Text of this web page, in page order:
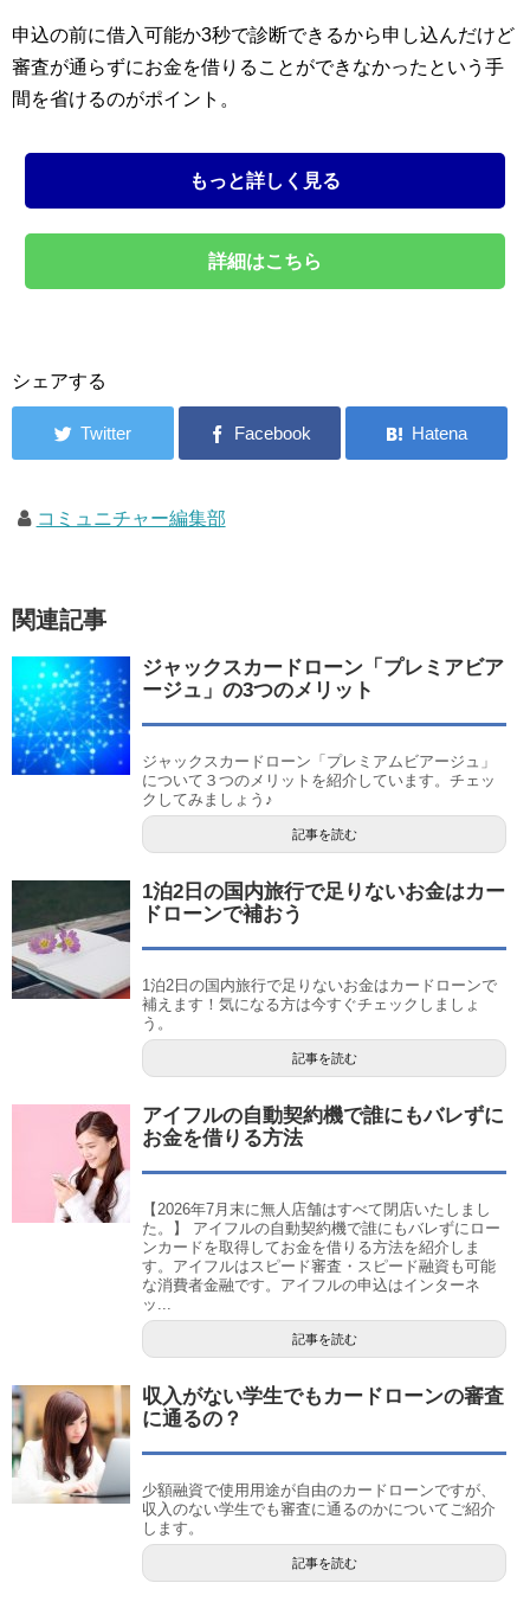
申込の前に借入可能か3秒で診断できるから申し込んだけど
審査が通らずにお金を借りることができなかったという手
間を省けるのがポイント。
もっと詳しく見る
詳細はこちら
シェアする
コミュニチャー編集部
関連記事
ジャックスカードローン「プレミアビア
ージュ」の3つのメリット
ジャックスカードローン「プレミアムビアージュ」
について３つのメリットを紹介しています。チェッ
クしてみましょう♪
記事を読む
1泊2日の国内旅行で足りないお金はカー
ドローンで補おう
1泊2日の国内旅行で足りないお金はカードローンで
補えます！気になる方は今すぐチェックしましょ
う。
記事を読む
アイフルの自動契約機で誰にもバレずに
お金を借りる方法
【2026年7月末に無人店舗はすべて閉店いたしまし
た。】 アイフルの自動契約機で誰にもバレずにロー
ンカードを取得してお金を借りる方法を紹介しま
す。アイフルはスピード審査・スピード融資も可能
な消費者金融です。アイフルの申込はインターネ
ッ...
記事を読む
収入がない学生でもカードローンの審査
に通るの？
少額融資で使用用途が自由のカードローンですが、
収入のない学生でも審査に通るのかについてご紹介
します。
記事を読む